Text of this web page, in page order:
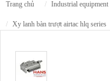
trang chủ industrial equipment
xy lanh bàn trượt airtac hlq series